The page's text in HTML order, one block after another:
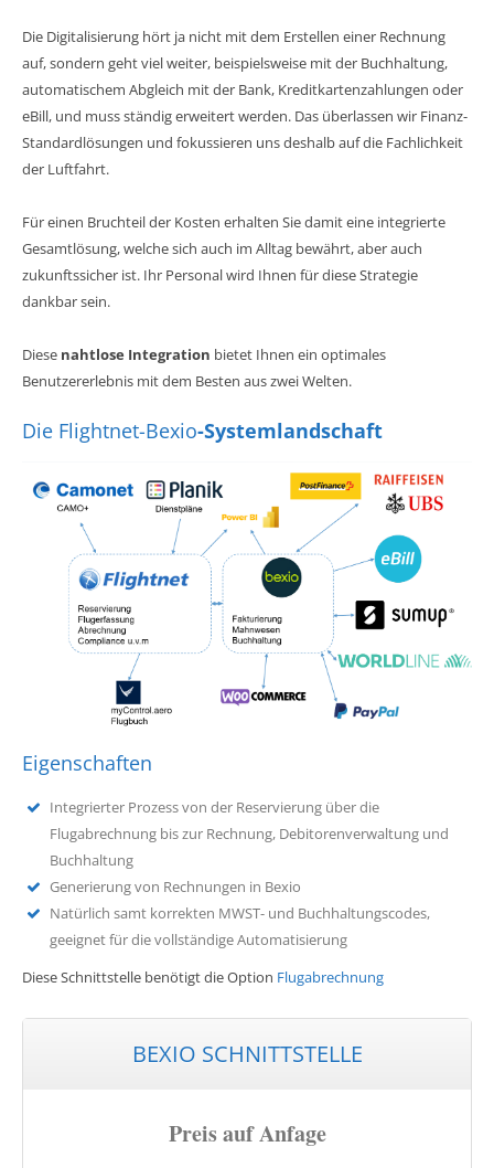
Die Digitalisierung hört ja nicht mit dem Erstellen einer Rechnung
auf, sondern geht viel weiter, beispielsweise mit der Buchhaltung,
automatischem Abgleich mit der Bank, Kreditkartenzahlungen oder
eBill, und muss ständig erweitert werden. Das überlassen wir Finanz-
Standardlösungen und fokussieren uns deshalb auf die Fachlichkeit
der Luftfahrt.
Für einen Bruchteil der Kosten erhalten Sie damit eine integrierte
Gesamtlösung, welche sich auch im Alltag bewährt, aber auch
zukunftssicher ist. Ihr Personal wird Ihnen für diese Strategie
dankbar sein.
Diese nahtlose Integration bietet Ihnen ein optimales
Benutzererlebnis mit dem Besten aus zwei Welten.
Die Flightnet-Bexio-Systemlandschaft
Eigenschaften
Integrierter Prozess von der Reservierung über die
Flugabrechnung bis zur Rechnung, Debitorenverwaltung und
Buchhaltung
Generierung von Rechnungen in Bexio
Natürlich samt korrekten MWST- und Buchhaltungscodes,
geeignet für die vollständige Automatisierung
Diese Schnittstelle benötigt die Option Flugabrechnung
BEXIO SCHNITTSTELLE
Preis auf Anfage